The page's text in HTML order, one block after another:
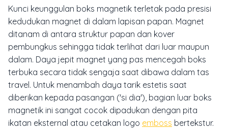
Kunci keunggulan boks magnetik terletak pada presisi
kedudukan magnet di dalam lapisan papan. Magnet
ditanam di antara struktur papan dan kover
pembungkus sehingga tidak terlihat dari luar maupun
dalam. Daya jepit magnet yang pas mencegah boks
terbuka secara tidak sengaja saat dibawa dalam tas
travel. Untuk menambah daya tarik estetis saat
diberikan kepada pasangan ('si dia'), bagian luar boks
magnetik ini sangat cocok dipadukan dengan pita
ikatan eksternal atau cetakan logo emboss bertekstur.